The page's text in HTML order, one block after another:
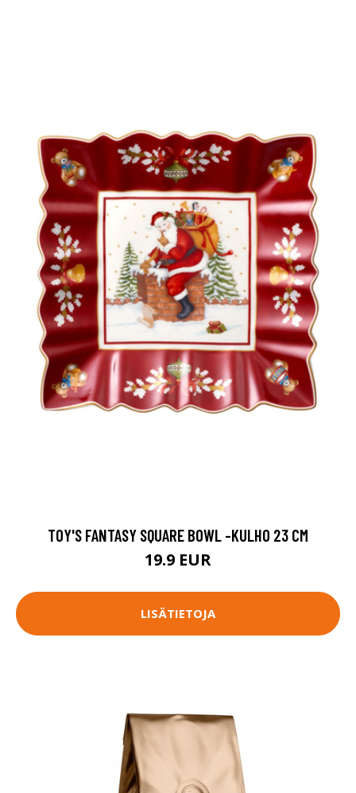
TOY'S FANTASY SQUARE BOWL -KULHO 23 CM
19.9 EUR
LISÄTIETOJA